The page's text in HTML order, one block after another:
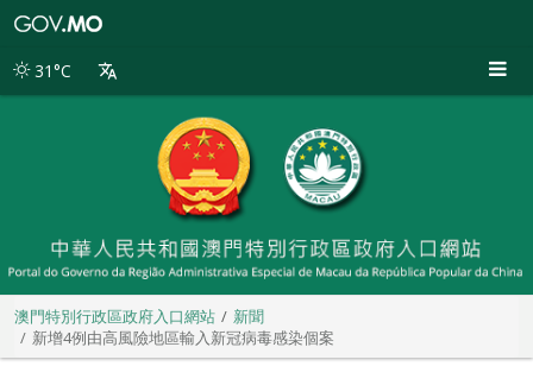
別
31°C
澳門特別行政區政府入口網站
新聞
新增4例由高風險地區輸入新冠病毒感染個案